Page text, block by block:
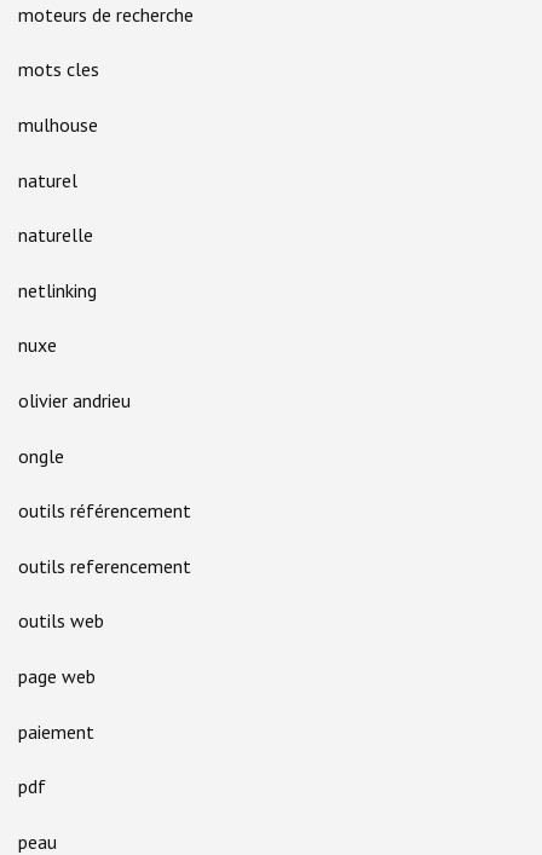
moteurs de recherche
mots cles
mulhouse
naturel
naturelle
netlinking
nuxe
olivier andrieu
ongle
outils référencement
outils referencement
outils web
page web
paiement
pdf
peau